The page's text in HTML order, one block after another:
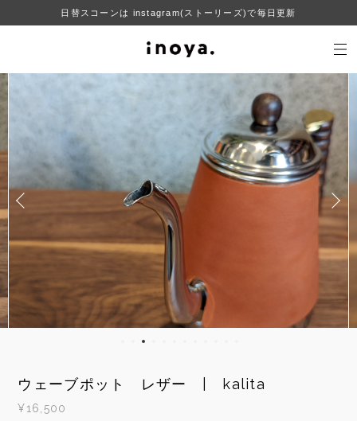
日替スコーンは instagram(ストーリーズ)で毎日更新
ウェーブポット レザー | kalita
¥16,500